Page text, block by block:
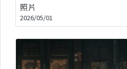
照片
2026/05/01